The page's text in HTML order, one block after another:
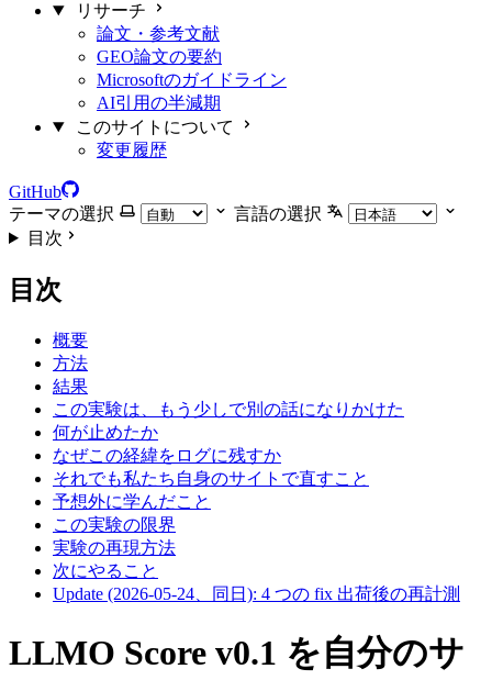
リサーチ
論文・参考文献
GEO論文の要約
Microsoftのガイドライン
AI引用の半減期
このサイトについて
変更履歴
GitHub
テーマの選択
言語の選択
目次
目次
概要
方法
結果
この実験は、もう少しで別の話になりかけた
何が止めたか
なぜこの経緯をログに残すか
それでも私たち自身のサイトで直すこと
予想外に学んだこと
この実験の限界
実験の再現方法
次にやること
Update (2026-05-24、同日): 4 つの fix 出荷後の再計測
LLMO Score v0.1 を自分のサ